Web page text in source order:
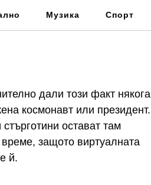
Музика Спорт
дали този факт някога
космонавт или президент.
остават там
защото виртуалната
й.